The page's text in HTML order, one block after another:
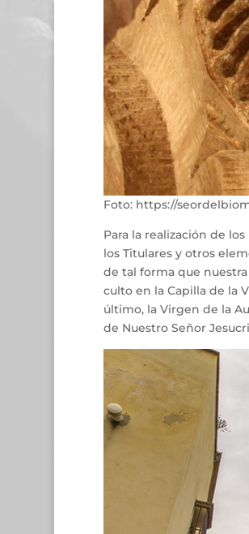
Foto: https://
Para la realización de
los Titulares y otros
de tal forma que
culto en la Capilla de la
último, la Virgen de la
de Nuestro Señor